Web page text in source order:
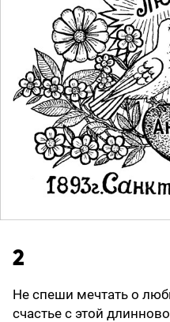
2
Не спеши мечтать о
счастье с этой